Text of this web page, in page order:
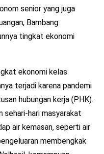
senior yang juga
Bambang
tingkat ekonomi
ekonomi kelas
terjadi karena pandemi
hubungan kerja (PHK).
sehari-hari masyarakat
air kemasan, seperti air
membengkak